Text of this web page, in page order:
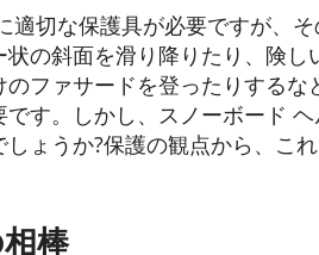
切な保護具が必要ですが、
の斜面を滑り降りたり、険し
ファサードを登ったりするな
す。しかし、スノーボード ヘ
ょうか?保護の観点から、こ
棒